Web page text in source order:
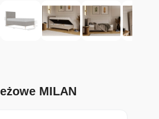
MILAN